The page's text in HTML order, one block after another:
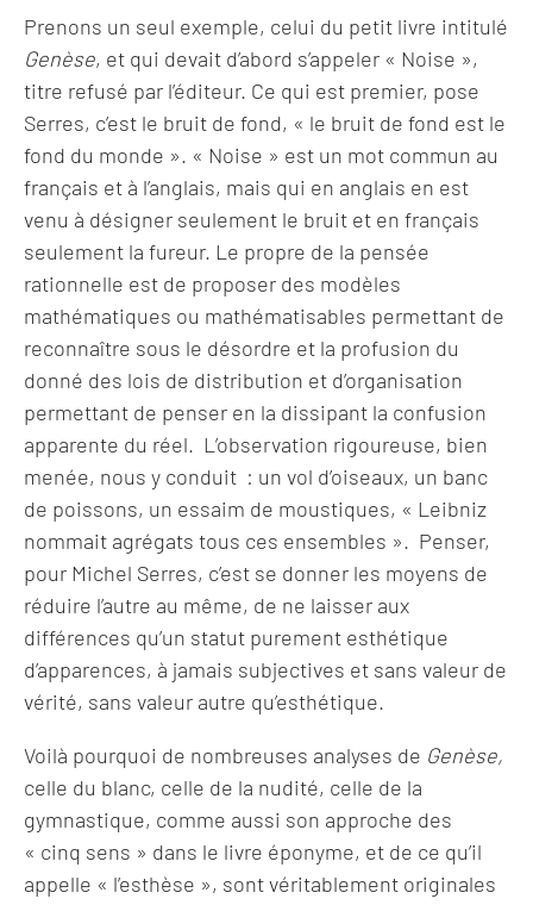
Prenons un seul exemple, celui du petit livre intitulé
Genèse, et qui devait d’abord s’appeler « Noise »,
titre refusé par l’éditeur. Ce qui est premier, pose
Serres, c’est le bruit de fond, « le bruit de fond est le
fond du monde ». « Noise » est un mot commun au
français et à l’anglais, mais qui en anglais en est
venu à désigner seulement le bruit et en français
seulement la fureur. Le propre de la pensée
rationnelle est de proposer des modèles
mathématiques ou mathématisables permettant de
reconnaître sous le désordre et la profusion du
donné des lois de distribution et d’organisation
permettant de penser en la dissipant la confusion
apparente du réel. L’observation rigoureuse, bien
menée, nous y conduit : un vol d’oiseaux, un banc
de poissons, un essaim de moustiques, « Leibniz
nommait agrégats tous ces ensembles ». Penser,
pour Michel Serres, c’est se donner les moyens de
réduire l’autre au même, de ne laisser aux
différences qu’un statut purement esthétique
d’apparences, à jamais subjectives et sans valeur de
vérité, sans valeur autre qu’esthétique.
Voilà pourquoi de nombreuses analyses de Genèse,
celle du blanc, celle de la nudité, celle de la
gymnastique, comme aussi son approche des
« cinq sens » dans le livre éponyme, et de ce qu’il
appelle « l’esthèse », sont véritablement originales